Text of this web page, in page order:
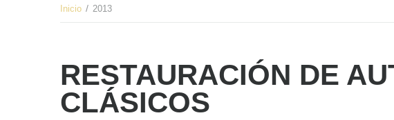
Inicio 2013
RESTAURACIÓN DE
CLÁSICOS